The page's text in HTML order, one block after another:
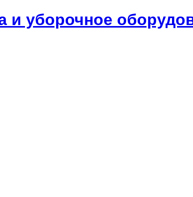
и уборочное